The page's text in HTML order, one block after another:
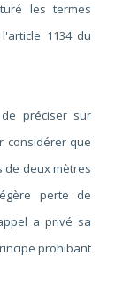
les termes
1134 du
de préciser sur
considérer que
de deux mètres
perte de
a privé sa
prohibant